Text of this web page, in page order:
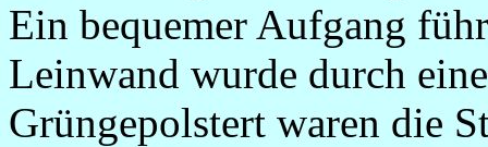
Ein bequemer Aufgang
Leinwand wurde durch
Grüngepolstert waren die